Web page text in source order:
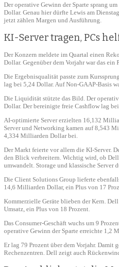
Der operative Gewinn der Sparte sprang
Dollar. Genau hier dürfte Lewis am
jetzt zählen Margen und Ausführung.
KI-Server tragen, PCs
Der Konzern meldete im Quartal einen
Dollar. Gegenüber dem Vorjahr war das ein
Die Ergebnisqualität passte zum
lag bei 5,24 Dollar. Auf Non-GAAP-Basis
Die Liquidität stützte das Bild. Der
Dollar. Der bereinigte freie Cashflow lag
AI-optimierte Server erzielten 16,132
Server und Networking kamen auf 8,543
4,334 Milliarden Dollar bei.
Der Markt feierte vor allem die KI-Server.
den Blick verbreitern. Wichtig wird, ob
umwandelt. Storage und klassische Server
Die Client Solutions Group lieferte
14,6 Milliarden Dollar, ein Plus von 17
Kommerzielle Geräte blieben der Kern.
Umsatz, ein Plus von 18 Prozent.
Das Consumer-Geschäft wuchs um 9
operative Gewinn der Sparte erreichte 1,2
Er lag 79 Prozent über dem Vorjahr. Damit
Rechenzentren. Dell zeigt auch